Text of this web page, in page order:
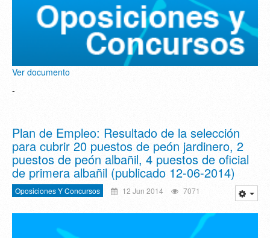
Ver documento
-
Plan de Empleo: Resultado de la selección
para cubrir 20 puestos de peón jardinero, 2
puestos de peón albañil, 4 puestos de oficial
de primera albañil (publicado 12-06-2014)
Oposiciones Y Concursos 12 Jun 2014 7071